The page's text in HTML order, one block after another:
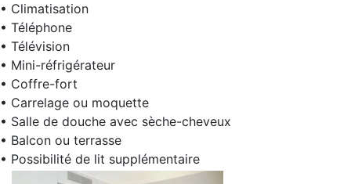
• Climatisation
• Téléphone
• Télévision
• Mini-réfrigérateur
• Coffre-fort
• Carrelage ou moquette
• Salle de douche avec sèche-cheveux
• Balcon ou terrasse
• Possibilité de lit supplémentaire